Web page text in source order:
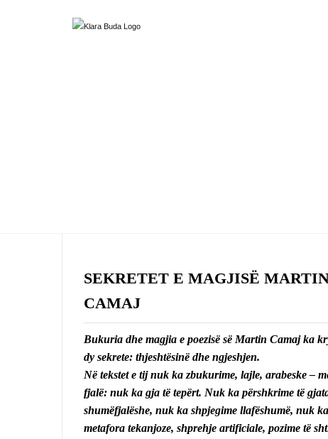
SEKRETET E MAGJISË
CAMAJ
Bukuria dhe magjia e poezisë së Martin Camaj ka
dy sekrete: thjeshtësinë dhe ngjeshjen.
Në tekstet e tij nuk ka zbukurime, lajle, arabeske –
fjalë: nuk ka gja të tepërt. Nuk ka përshkrime të
shumëfjalëshe, nuk ka shpjegime llafëshumë, nuk ka
metafora tekanjoze, shprehje artificiale, pozime të